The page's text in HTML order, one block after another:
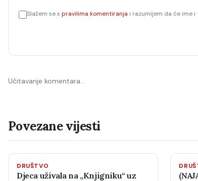
Slažem se s pravilima komentiranja i razumijem da će ime
Učitavanje komentara…
Povezane vijesti
DRUŠTVO
Djeca uživala na „Knjigniku“ uz